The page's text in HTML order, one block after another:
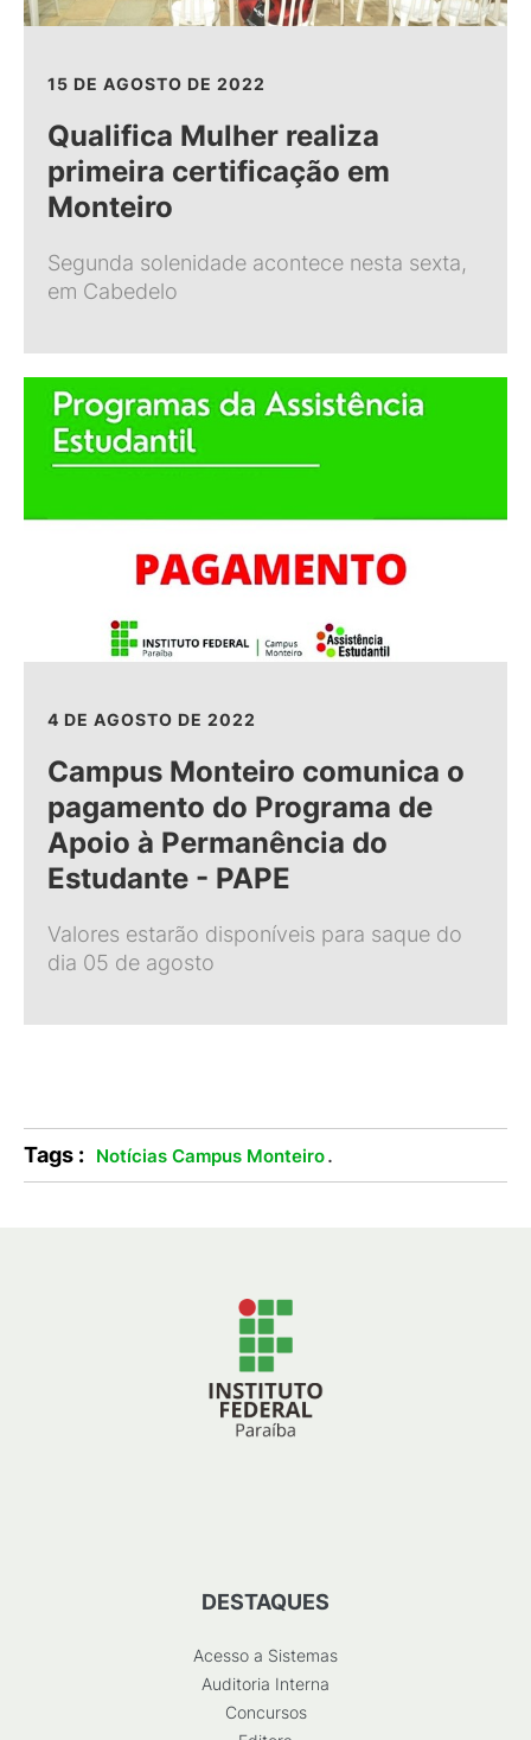
15 DE AGOSTO DE 2022
Qualifica Mulher realiza
primeira certificação em
Monteiro
Segunda solenidade acontece nesta sexta,
em Cabedelo
4 DE AGOSTO DE 2022
Campus Monteiro comunica o
pagamento do Programa de
Apoio à Permanência do
Estudante - PAPE
Valores estarão disponíveis para saque do
dia 05 de agosto
Tags : Notícias Campus Monteiro.
DESTAQUES
Acesso a Sistemas
Auditoria Interna
Concursos